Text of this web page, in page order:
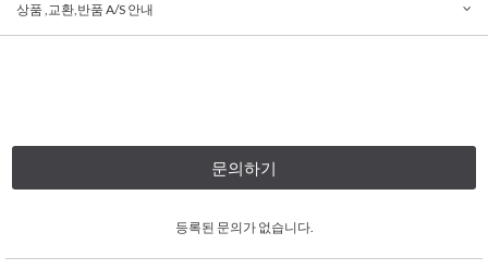
상품 ,교환,반품 A/S 안내
문의하기
등록된 문의가 없습니다.